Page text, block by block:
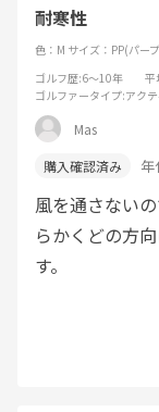
耐寒性
色：M サイズ：PP(パー
ゴルフ歴:6～10年 平
ゴルファータイプ:アク
Mas
年
風を通さない
らかくどの方
す。